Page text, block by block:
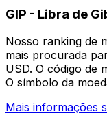
GIP - Libra de
Nosso ranking de
mais procurada
USD. O código de
O símbolo da
Mais informações